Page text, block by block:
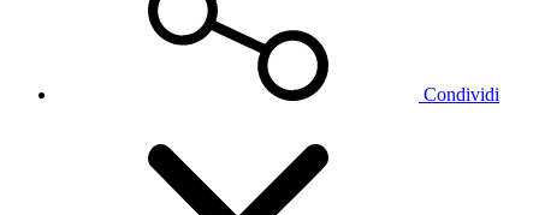
Condividi